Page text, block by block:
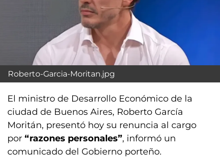
Roberto-Garcia-Moritan.jpg
El ministro de Desarrollo Económico de la
ciudad de Buenos Aires, Roberto García
Moritán, presentó hoy su renuncia al cargo
por “razones personales”, informó un
comunicado del Gobierno porteño.